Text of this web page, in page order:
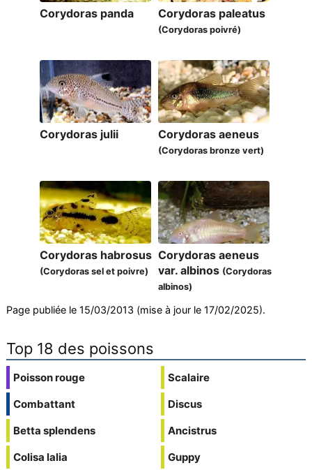
Corydoras panda Corydoras paleatus
(Corydoras poivré)
Corydoras julii Corydoras aeneus
(Corydoras bronze vert)
Corydoras habrosus
(Corydoras sel et poivre)
Corydoras aeneus
var. albinos (Corydoras
albinos)
Page publiée le 15/03/2013 (mise à jour le 17/02/2025).
Top 18 des poissons
Poisson rouge
Combattant
Betta splendens
Colisa lalia
Scalaire
Discus
Ancistrus
Guppy